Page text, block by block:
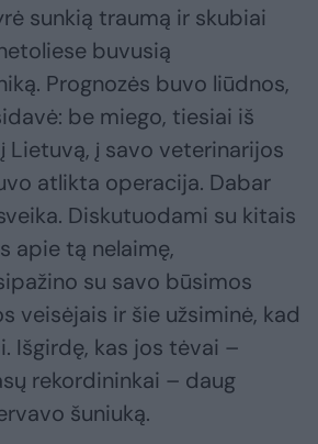
sunkią traumą ir skubiai
buvusią
Prognozės buvo liūdnos,
be miego, tiesiai iš
Lietuvą, į savo veterinarijos
atlikta operacija. Dabar
Diskutuodami su kitais
apie tą nelaimę,
su savo būsimos
veisėjais ir šie užsiminė, kad
Išgirdę, kas jos tėvai –
rekordininkai – daug
šuniuką.